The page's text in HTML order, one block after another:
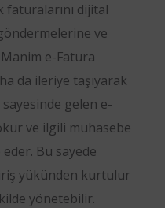
dijital
ve
e-Fatura
da ileriye taşıyarak
gelen e-
ve ilgili muhasebe
Bu sayede
yükünden kurtulur
yönetebilir.